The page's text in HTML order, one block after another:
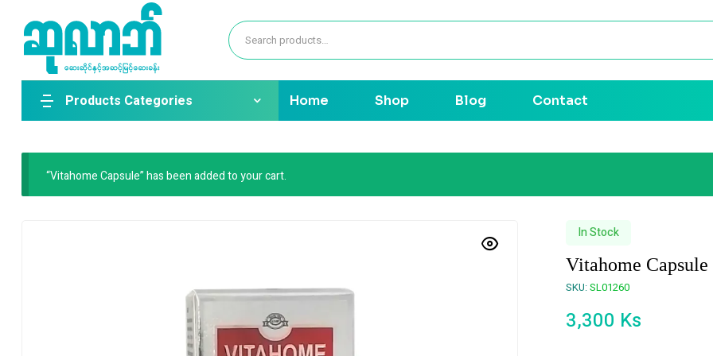
Products Categories Home Shop Blog Contact
“Vitahome Capsule” has been added to your cart.
In Stock
Vitahome Capsule
SKU:SL01260
3,300 Ks